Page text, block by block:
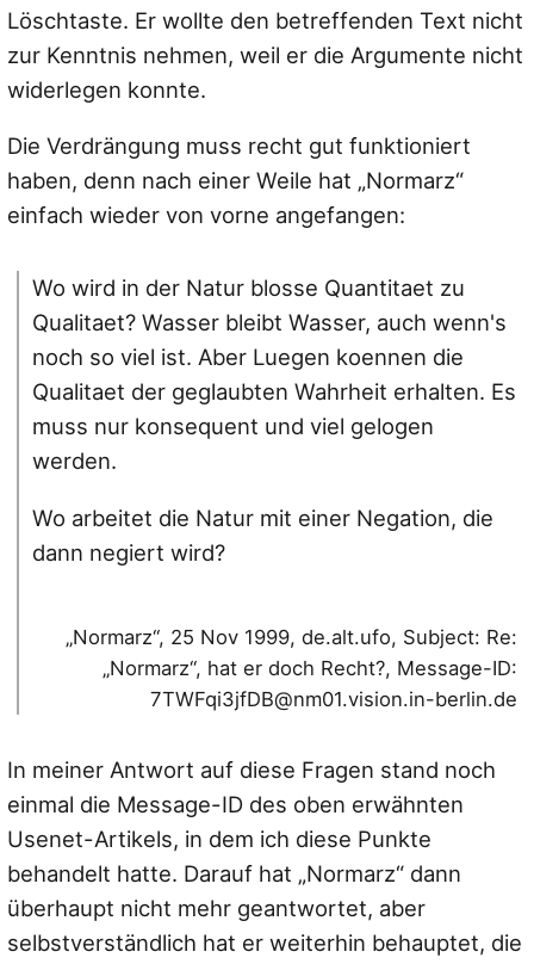
Löschtaste. Er wollte den betreffenden Text nicht
zur Kenntnis nehmen, weil er die Argumente nicht
widerlegen konnte.
Die Verdrängung muss recht gut funktioniert
haben, denn nach einer Weile hat „Normarz“
einfach wieder von vorne angefangen:
Wo wird in der Natur blosse Quantitaet zu
Qualitaet? Wasser bleibt Wasser, auch wenn's
noch so viel ist. Aber Luegen koennen die
Qualitaet der geglaubten Wahrheit erhalten. Es
muss nur konsequent und viel gelogen
werden.
Wo arbeitet die Natur mit einer Negation, die
dann negiert wird?
„Normarz“, 25 Nov 1999, de.alt.ufo, Subject: Re:
„Normarz“, hat er doch Recht?, Message-ID:
7TWFqi3jfDB@nm01.vision.in-berlin.de
In meiner Antwort auf diese Fragen stand noch
einmal die Message-ID des oben erwähnten
Usenet-Artikels, in dem ich diese Punkte
behandelt hatte. Darauf hat „Normarz“ dann
überhaupt nicht mehr geantwortet, aber
selbstverständlich hat er weiterhin behauptet, die